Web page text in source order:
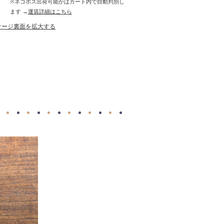
※ネコポス出荷可能かはカート内で自動判別し
ます →運賃詳細はこちら
ージ裏面を拡大する